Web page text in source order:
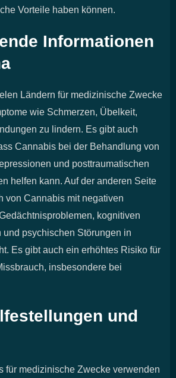
Vorteile haben können.
Informationen
Ländern für medizinische Zwecke
wie Schmerzen, Übelkeit,
zu lindern. Es gibt auch
Cannabis bei der Behandlung von
und posttraumatischen
helfen kann. Auf der anderen Seite
von Cannabis mit negativen
kognitiven
psychischen Störungen in
Es gibt auch ein erhöhtes Risiko für
insbesondere bei
und
für medizinische Zwecke verwenden